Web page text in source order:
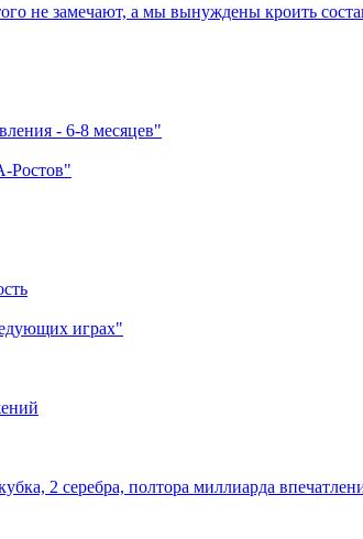
не замечают, а мы вынуждены кроить
- 6-8 месяцев"
Ростов"
играх"
2 серебра, полтора миллиарда